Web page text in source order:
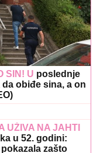
SIN! U poslednje
obiđe sina, a on
UŽIVA NA JAHTI
u 52. godini:
zašto